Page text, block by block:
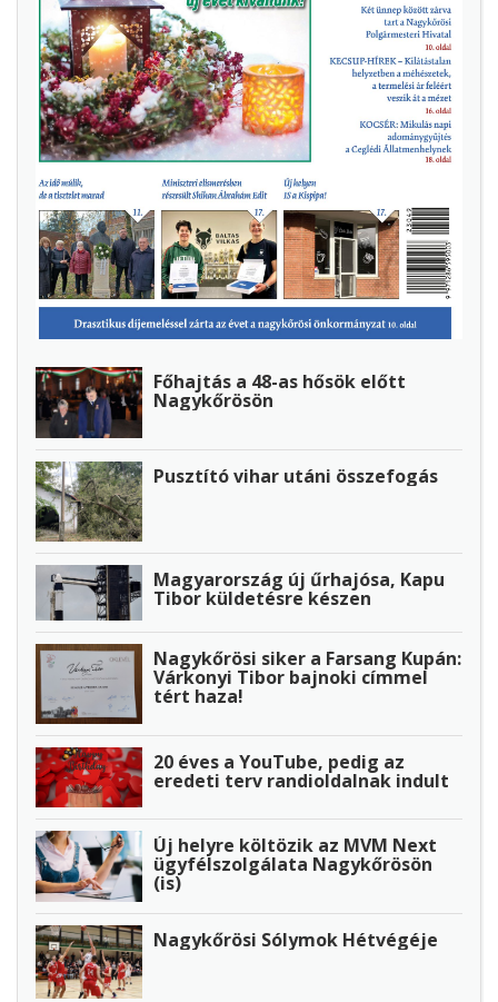
Főhajtás a 48-as hősök előtt
Nagykőrösön
Pusztító vihar utáni összefogás
Magyarország új űrhajósa, Kapu
Tibor küldetésre készen
Nagykőrösi siker a Farsang Kupán:
Várkonyi Tibor bajnoki címmel
tért haza!
20 éves a YouTube, pedig az
eredeti terv randioldalnak indult
Új helyre költözik az MVM Next
ügyfélszolgálata Nagykőrösön
(is)
Nagykőrösi Sólymok Hétvégéje